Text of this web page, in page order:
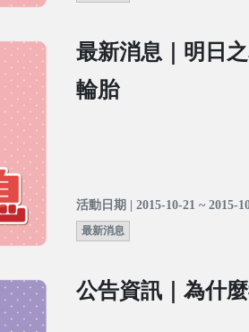
最新消息｜明日
輪胎
活動日期 | 2015-10-21 ~ 2015-
最新消息
公告資訊｜為什